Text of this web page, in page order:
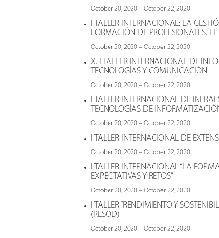
October 20, 2020 – October 22, 2020
I TALLER INTERNACIONAL: LA
FORMACIÓN DE PROFESIONALES.
October 20, 2020 – October 22, 2020
X. I TALLER INTERNACIONAL DE
TECNOLOGÍAS Y COMUNICACIÓN
October 20, 2020 – October 22, 2020
I TALLER INTERNACIONAL DE
TECNOLOGÍAS DE
October 20, 2020 – October 22, 2020
I TALLER INTERNACIONAL DE
October 20, 2020 – October 22, 2020
I TALLER INTERNACIONAL “LA
EXPECTATIVAS Y RETOS”
October 20, 2020 – October 22, 2020
I TALLER “RENDIMIENTO Y
(RESOD)
October 20, 2020 – October 22, 2020